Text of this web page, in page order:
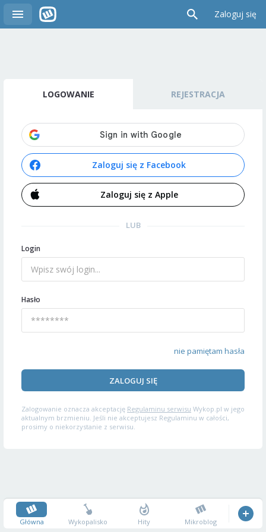
Zaloguj się
LOGOWANIE REJESTRACJA
Zaloguj się z Facebook
Zaloguj się z Apple
LUB
Login
Hasło
nie pamiętam hasła
ZALOGUJ SIĘ
Zalogowanie oznacza akceptację Regulaminu serwisu Wykop.pl w jego
aktualnym brzmieniu. Jeśli nie akceptujesz Regulaminu w całości,
prosimy o niekorzystanie z serwisu.
Główna Wykopalisko Hity Mikroblog